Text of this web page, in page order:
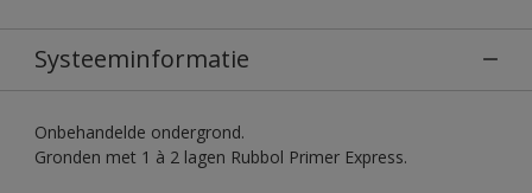
Systeeminformatie
Onbehandelde ondergrond.
Gronden met 1 à 2 lagen Rubbol Primer Express.